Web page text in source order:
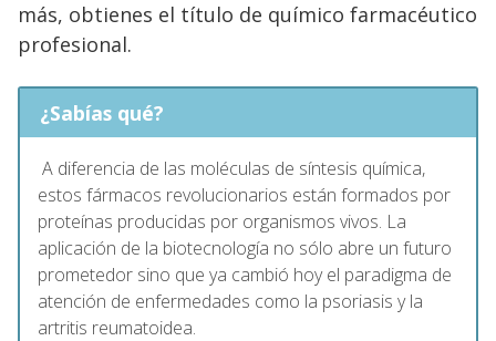
más, obtienes el título de químico farmacéutico
profesional.
¿Sabías qué?
A diferencia de las moléculas de síntesis química,
estos fármacos revolucionarios están formados por
proteínas producidas por organismos vivos. La
aplicación de la biotecnología no sólo abre un futuro
prometedor sino que ya cambió hoy el paradigma de
atención de enfermedades como la psoriasis y la
artritis reumatoidea.